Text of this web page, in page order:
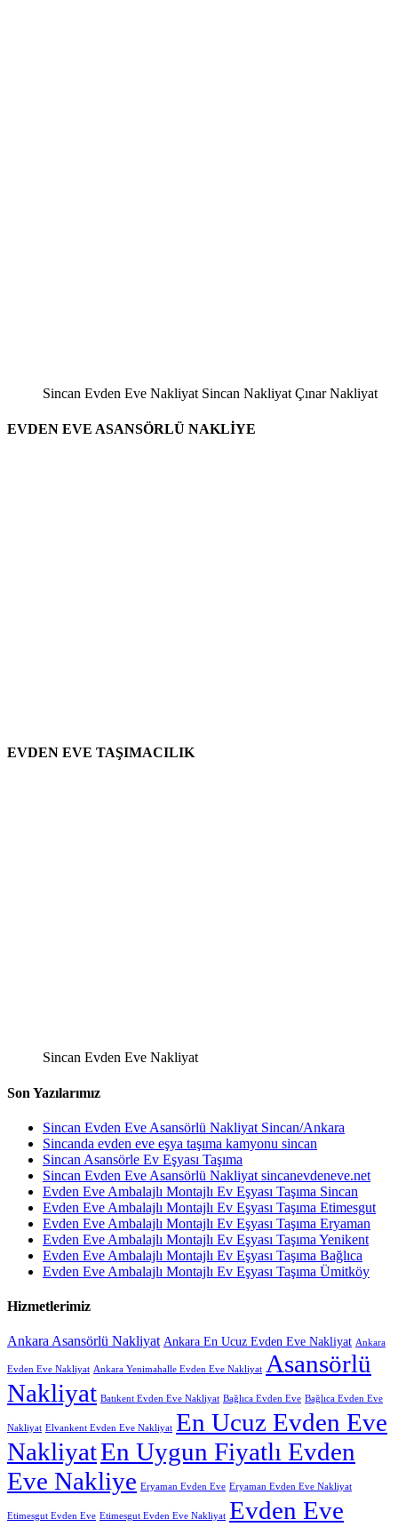
Sincan Evden Eve Nakliyat Sincan Nakliyat Çınar Nakliyat
EVDEN EVE ASANSÖRLÜ NAKLİYE
EVDEN EVE TAŞIMACILIK
Sincan Evden Eve Nakliyat
Son Yazılarımız
Sincan Evden Eve Asansörlü Nakliyat Sincan/Ankara
Sincanda evden eve eşya taşıma kamyonu sincan
Sincan Asansörle Ev Eşyası Taşıma
Sincan Evden Eve Asansörlü Nakliyat sincanevdeneve.net
Evden Eve Ambalajlı Montajlı Ev Eşyası Taşıma Sincan
Evden Eve Ambalajlı Montajlı Ev Eşyası Taşıma Etimesgut
Evden Eve Ambalajlı Montajlı Ev Eşyası Taşıma Eryaman
Evden Eve Ambalajlı Montajlı Ev Eşyası Taşıma Yenikent
Evden Eve Ambalajlı Montajlı Ev Eşyası Taşıma Bağlıca
Evden Eve Ambalajlı Montajlı Ev Eşyası Taşıma Ümitköy
Hizmetlerimiz
Ankara Asansörlü Nakliyat Ankara En Ucuz Evden Eve Nakliyat Ankara
Evden Eve Nakliyat Ankara Yenimahalle Evden Eve Nakliyat Asansörlü
Nakliyat Batıkent Evden Eve Nakliyat Bağlıca Evden Eve Bağlıca Evden Eve
Nakliyat Elvankent Evden Eve Nakliyat En Ucuz Evden Eve
NakliyatEn Uygun Fiyatlı Evden
Eve Nakliye Eryaman Evden Eve Eryaman Evden Eve Nakliyat
Etimesgut Evden Eve Etimesgut Evden Eve Nakliyat Evden Eve